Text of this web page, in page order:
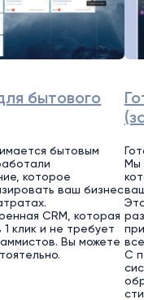
бытового
бытовым
которое
ваш бизнес
CRM, которая
клик и не требует
Вы можете
Мы
С